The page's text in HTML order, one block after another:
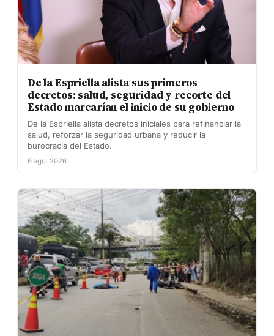
De la Espriella alista sus primeros
decretos: salud, seguridad y recorte del
Estado marcarían el inicio de su gobierno
De la Espriella alista decretos iniciales para refinanciar la
salud, reforzar la seguridad urbana y reducir la
burocracia del Estado.
6 ago. 2026